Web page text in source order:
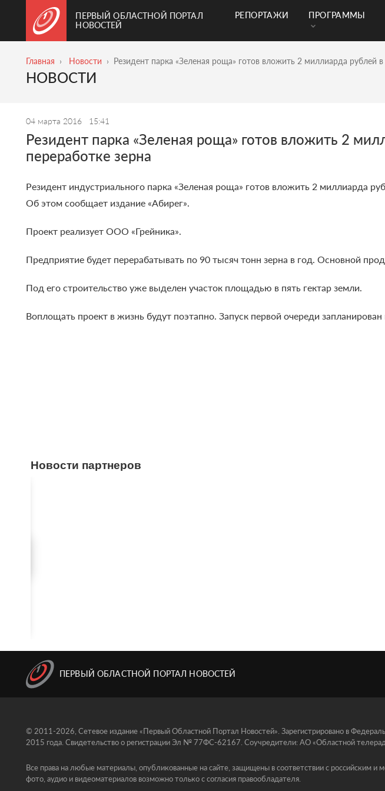
ПЕРВЫЙ ОБЛАСТНОЙ ПОРТАЛ
НОВОСТЕЙ
РЕПОРТАЖИ ПРОГРАММЫ
Главная Новости Резидент парка «Зеленая роща» готов вложить 2 миллиарда рублей
НОВОСТИ
04 марта 2016 15:41
Резидент парка «Зеленая роща» готов вложить 2
переработке зерна
Резидент индустриального парка «Зеленая роща» готов вложить 2 миллиарда
Об этом сообщает издание «Абирег».
Проект реализует ООО «Грейника».
Предприятие будет перерабатывать по 90 тысяч тонн зерна в год. Основной
Под его строительство уже выделен участок площадью в пять гектар земли.
Воплощать проект в жизнь будут поэтапно. Запуск первой очереди запланирован
Новости партнеров
ПЕРВЫЙ ОБЛАСТНОЙ ПОРТАЛ НОВОСТЕЙ
© 2011-2026, Сетевое издание «Первый Областной Портал Новостей». Зарегистрировано в
2015 года. Свидетельство о регистрации Эл № 77ФС-62167. Соучредители: АО «Областной
Все права на любые материалы, опубликованные на сайте, защищены в соответствии с российским
фото, аудио и видеоматериалов возможно только с согласия правообладателя.